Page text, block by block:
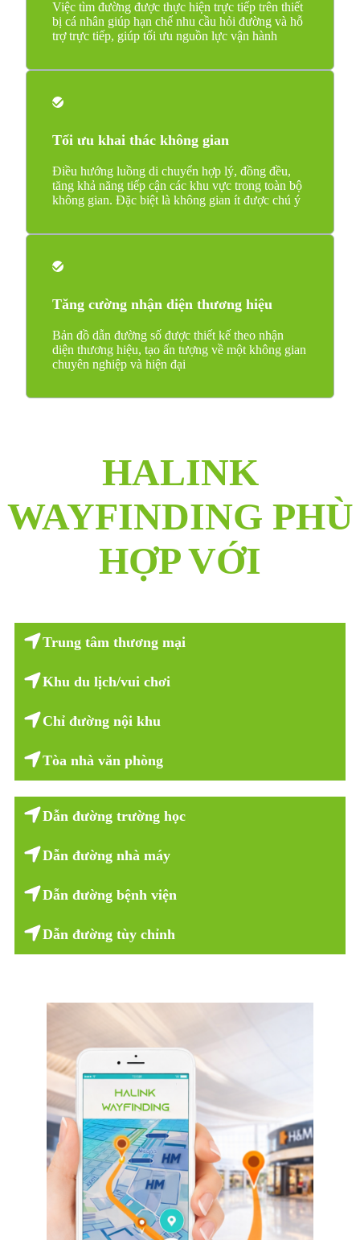
Việc tìm đường được thực hiện trực tiếp trên thiết
bị cá nhân giúp hạn chế nhu cầu hỏi đường và hỗ
trợ trực tiếp, giúp tối ưu nguồn lực vận hành
Tối ưu khai thác không gian
Điều hướng luồng di chuyển hợp lý, đồng đều,
tăng khả năng tiếp cận các khu vực trong toàn bộ
không gian. Đặc biệt là không gian ít được chú ý
Tăng cường nhận diện thương hiệu
Bản đồ dẫn đường số được thiết kế theo nhận
diện thương hiệu, tạo ấn tượng về một không gian
chuyên nghiệp và hiện đại
HALINK
WAYFINDING PHÙ
HỢP VỚI
Trung tâm thương mại
Khu du lịch/vui chơi
Chỉ đường nội khu
Tòa nhà văn phòng
Dẫn đường trường học
Dẫn đường nhà máy
Dẫn đường bệnh viện
Dẫn đường tùy chỉnh